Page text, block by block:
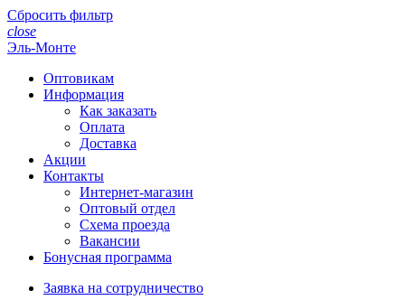
Сбросить фильтр
close
Эль-Монте
Оптовикам
Информация
Как заказать
Оплата
Доставка
Акции
Контакты
Интернет-магазин
Оптовый отдел
Схема проезда
Вакансии
Бонусная программа
Заявка на сотрудничество